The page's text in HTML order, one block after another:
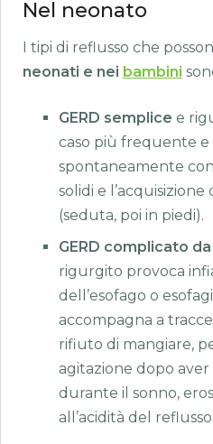
Nel neonato
I tipi di reflusso che
neonati e nei bambini
GERD semplice e
caso più frequente e
spontaneamente
solidi e
(seduta, poi in piedi).
GERD complicato
rigurgito provoca
dell’esofago o
accompagna a
rifiuto di mangiare,
agitazione dopo
durante il sonno,
all’acidità del reflusso.